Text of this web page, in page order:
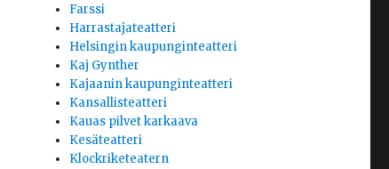
Farssi
Harrastajateatteri
Helsingin kaupunginteatteri
Kaj Gynther
Kajaanin kaupunginteatteri
Kansallisteatteri
Kauas pilvet karkaava
Kesäteatteri
Klockriketeatern